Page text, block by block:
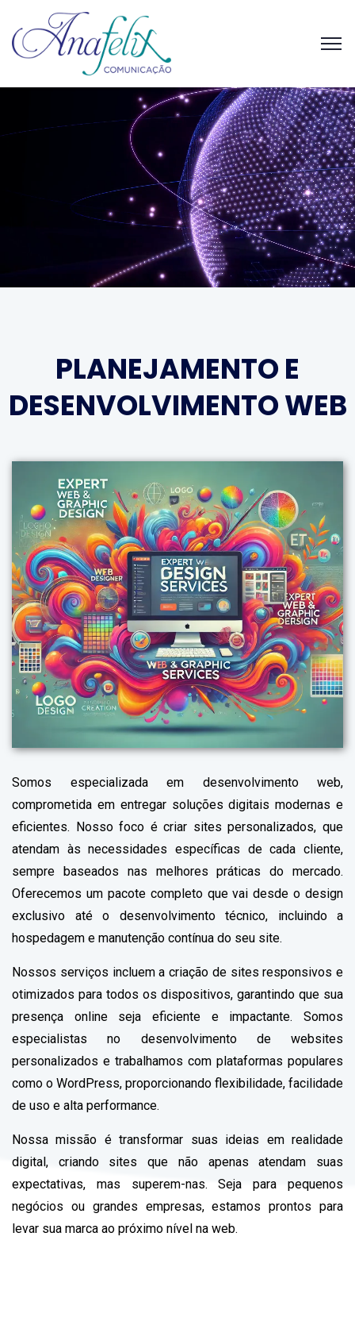
PLANEJAMENTO E
DESENVOLVIMENTO WEB
Somos especializada em desenvolvimento web,
comprometida em entregar soluções digitais modernas e
eficientes. Nosso foco é criar sites personalizados, que
atendam às necessidades específicas de cada cliente,
sempre baseados nas melhores práticas do mercado.
Oferecemos um pacote completo que vai desde o design
exclusivo até o desenvolvimento técnico, incluindo a
hospedagem e manutenção contínua do seu site.
Nossos serviços incluem a criação de sites responsivos e
otimizados para todos os dispositivos, garantindo que sua
presença online seja eficiente e impactante. Somos
especialistas no desenvolvimento de websites
personalizados e trabalhamos com plataformas populares
como o WordPress, proporcionando flexibilidade, facilidade
de uso e alta performance.
Nossa missão é transformar suas ideias em realidade
digital, criando sites que não apenas atendam suas
expectativas, mas superem-nas. Seja para pequenos
negócios ou grandes empresas, estamos prontos para
levar sua marca ao próximo nível na web.